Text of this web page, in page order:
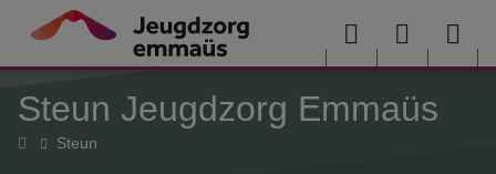
Overslaan en naar de inhoud gaan
Menu User
menu
Steun Jeugdzorg Emmaüs
HomeSteun